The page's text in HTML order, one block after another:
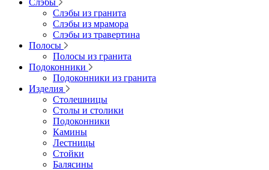
Слэбы
Слэбы из гранита
Слэбы из мрамора
Слэбы из травертина
Полосы
Полосы из гранита
Подоконники
Подоконники из гранита
Изделия
Столешницы
Столы и столики
Подоконники
Камины
Лестницы
Стойки
Балясины